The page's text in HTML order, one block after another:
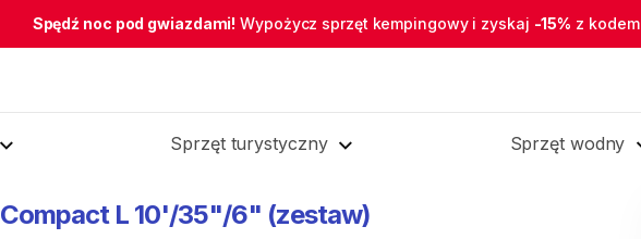
Spędź noc pod gwiazdami! Wypożycz sprzęt kempingowy i zyskaj -15% z kodem
Sprzęt turystyczny Sprzęt wodny
Compact L 10'​/​35"​/​6" (zestaw)